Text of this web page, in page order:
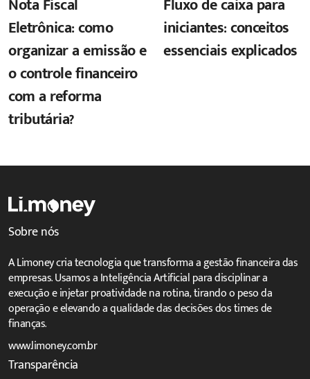
Eletrônica: como
organizar a emissão e
o controle financeiro
com a reforma
tributária?
iniciantes: conceitos
essenciais explicados
Sobre nós
A Limoney cria tecnologia que transforma a gestão financeira das
empresas. Usamos a Inteligência Artificial para disciplinar a
execução e injetar proatividade na rotina, tirando o peso da
operação e elevando a qualidade das decisões dos times de
finanças.
www.limoney.com.br
Transparência